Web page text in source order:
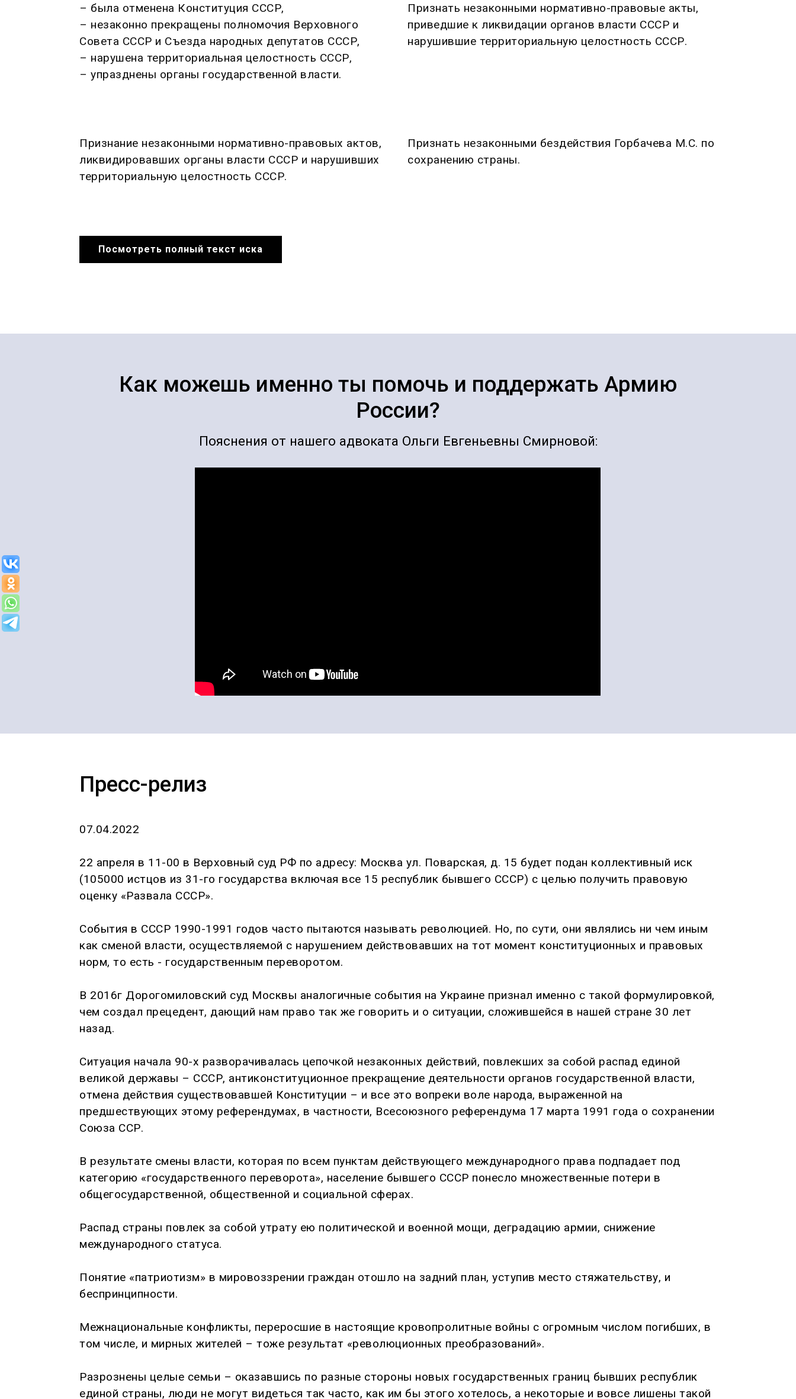
– была отменена Конституция СССР,
– незаконно прекращены полномочия Верховного
Совета СССР и Съезда народных депутатов СССР,
– нарушена территориальная целостность СССР,
– упразднены органы государственной власти.
Признать незаконными нормативно-правовые акты,
приведшие к ликвидации органов власти СССР и
нарушившие территориальную целостность СССР.
Признание незаконными нормативно-правовых актов,
ликвидировавших органы власти СССР и нарушивших
территориальную целостность СССР.
Признать незаконными бездействия Горбачева М.С. по
сохранению страны.
Посмотреть полный текст иска
Как можешь именно ты помочь и поддержать Армию
России?
Пояснения от нашего адвоката Ольги Евгеньевны Смирновой:
Пресс-релиз
07.04.2022
22 апреля в 11-00 в Верховный суд РФ по адресу: Москва ул. Поварская, д. 15 будет подан коллективный иск
(105000 истцов из 31-го государства включая все 15 республик бывшего СССР) с целью получить правовую
оценку «Развала СССР».
События в СССР 1990-1991 годов часто пытаются называть революцией. Но, по сути, они являлись ни чем иным
как сменой власти, осуществляемой с нарушением действовавших на тот момент конституционных и правовых
норм, то есть - государственным переворотом.
В 2016г Дорогомиловский суд Москвы аналогичные события на Украине признал именно с такой формулировкой,
чем создал прецедент, дающий нам право так же говорить и о ситуации, сложившейся в нашей стране 30 лет
назад.
Ситуация начала 90-х разворачивалась цепочкой незаконных действий, повлекших за собой распад единой
великой державы – СССР, антиконституционное прекращение деятельности органов государственной власти,
отмена действия существовавшей Конституции – и все это вопреки воле народа, выраженной на
предшествующих этому референдумах, в частности, Всесоюзного референдума 17 марта 1991 года о сохранении
Союза ССР.
В результате смены власти, которая по всем пунктам действующего международного права подпадает под
категорию «государственного переворота», население бывшего СССР понесло множественные потери в
общегосударственной, общественной и социальной сферах.
Распад страны повлек за собой утрату ею политической и военной мощи, деградацию армии, снижение
международного статуса.
Понятие «патриотизм» в мировоззрении граждан отошло на задний план, уступив место стяжательству, и
беспринципности.
Межнациональные конфликты, переросшие в настоящие кровопролитные войны с огромным числом погибших, в
том числе, и мирных жителей – тоже результат «революционных преобразований».
Разрознены целые семьи – оказавшись по разные стороны новых государственных границ бывших республик
единой страны, люди не могут видеться так часто, как им бы этого хотелось, а некоторые и вовсе лишены такой